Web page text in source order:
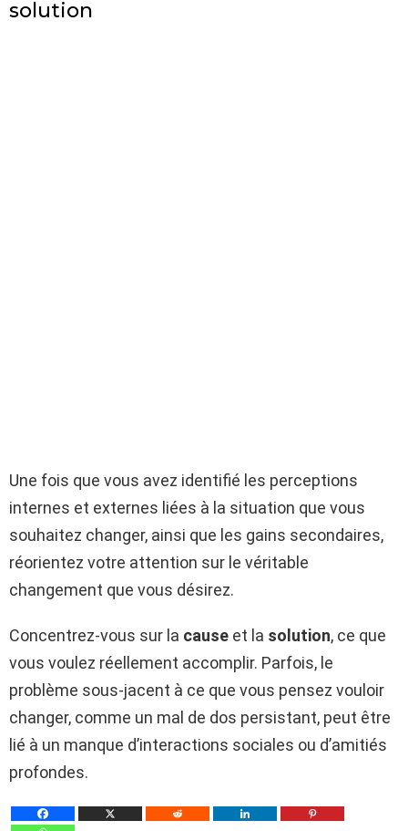
solution
Une fois que vous avez identifié les perceptions
internes et externes liées à la situation que vous
souhaitez changer, ainsi que les gains secondaires,
réorientez votre attention sur le véritable
changement que vous désirez.
Concentrez-vous sur la cause et la solution, ce que
vous voulez réellement accomplir. Parfois, le
problème sous-jacent à ce que vous pensez vouloir
changer, comme un mal de dos persistant, peut être
lié à un manque d’interactions sociales ou d’amitiés
profondes.